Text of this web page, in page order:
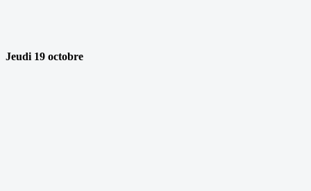
Jeudi 19 octobre